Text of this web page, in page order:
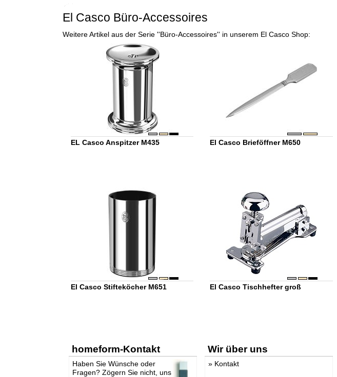
El Casco Büro-Accessoires
Weitere Artikel aus der Serie ''Büro-Accessoires'' in unserem El Casco Shop:
EL Casco Anspitzer M435 El Casco Brieföffner M650
El Casco Stifteköcher M651 El Casco Tischhefter groß
homeform-Kontakt
Haben Sie Wünsche oder
Fragen? Zögern Sie nicht, uns
Wir über uns
» Kontakt